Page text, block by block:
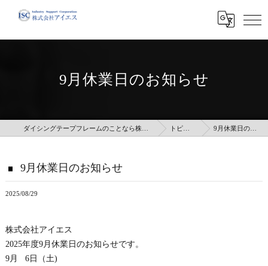
9月休業日のお知らせ
ダイシングテープフレームのことなら株式会社アイエス トピックス 9月休業日のお知らせ
9月休業日のお知らせ
2025/08/29
株式会社アイエス
2025年度9月休業日のお知らせです。
9月 6日（土)